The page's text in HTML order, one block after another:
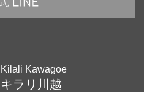
Kilali Kawagoe
キラリ川越